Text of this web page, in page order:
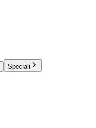
Speciali